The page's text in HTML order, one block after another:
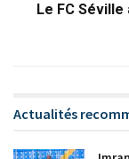
Le FC
Actualités